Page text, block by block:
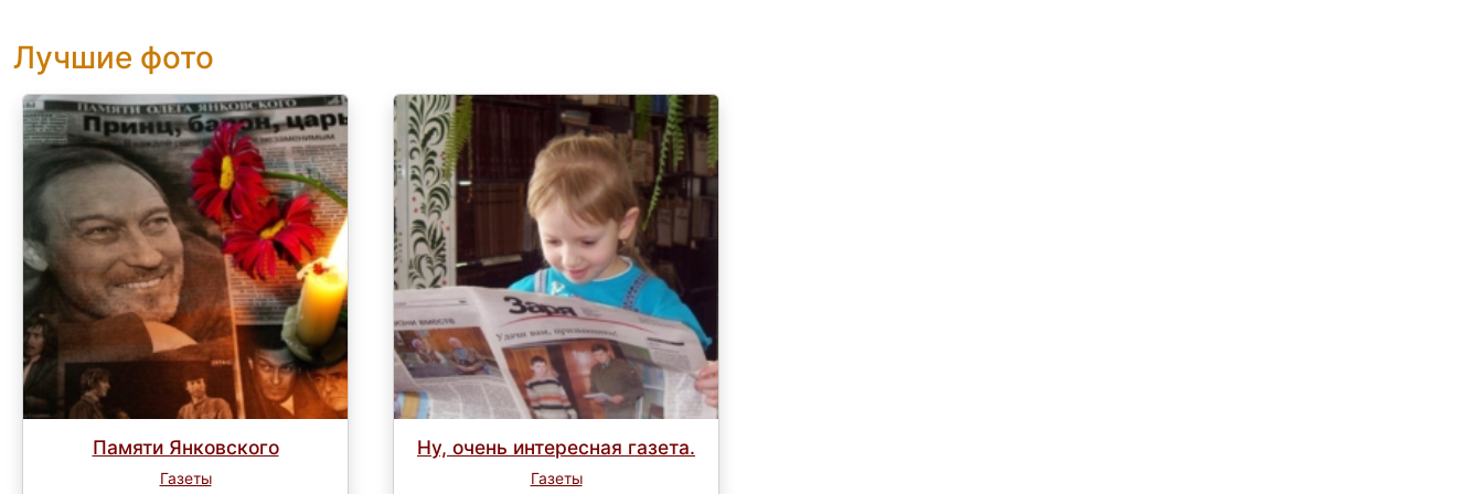
Лучшие фото
Памяти Янковского
Газеты
Ну, очень интересная газета.
Газеты